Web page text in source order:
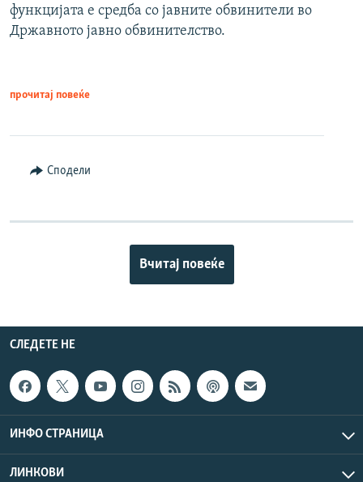
функцијата е средба со јавните обвинители во
Државното јавно обвинителство.
прочитај повеќе
Сподели
Вчитај повеќе
СЛЕДЕТЕ НЕ
ИНФО СТРАНИЦА
ЛИНКОВИ